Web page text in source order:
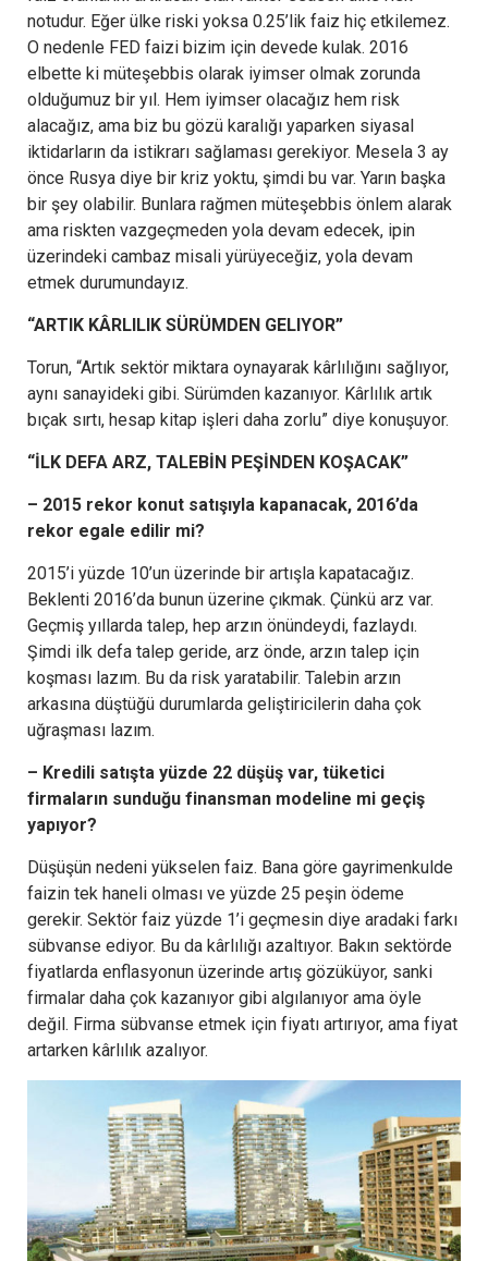
notudur. Eğer ülke riski yoksa 0.25’lik faiz hiç etkilemez.
O nedenle FED faizi bizim için devede kulak. 2016
elbette ki müteşebbis olarak iyimser olmak zorunda
olduğumuz bir yıl. Hem iyimser olacağız hem risk
alacağız, ama biz bu gözü karalığı yaparken siyasal
iktidarların da istikrarı sağlaması gerekiyor. Mesela 3 ay
önce Rusya diye bir kriz yoktu, şimdi bu var. Yarın başka
bir şey olabilir. Bunlara rağmen müteşebbis önlem alarak
ama riskten vazgeçmeden yola devam edecek, ipin
üzerindeki cambaz misali yürüyeceğiz, yola devam
etmek durumundayız.
“ARTIK KÂRLILIK SÜRÜMDEN GELIYOR”
Torun, “Artık sektör miktara oynayarak kârlılığını sağlıyor,
aynı sanayideki gibi. Sürümden kazanıyor. Kârlılık artık
bıçak sırtı, hesap kitap işleri daha zorlu” diye konuşuyor.
“İLK DEFA ARZ, TALEBİN PEŞİNDEN KOŞACAK”
– 2015 rekor konut satışıyla kapanacak, 2016’da
rekor egale edilir mi?
2015’i yüzde 10’un üzerinde bir artışla kapatacağız.
Beklenti 2016’da bunun üzerine çıkmak. Çünkü arz var.
Geçmiş yıllarda talep, hep arzın önündeydi, fazlaydı.
Şimdi ilk defa talep geride, arz önde, arzın talep için
koşması lazım. Bu da risk yaratabilir. Talebin arzın
arkasına düştüğü durumlarda geliştiricilerin daha çok
uğraşması lazım.
– Kredili satışta yüzde 22 düşüş var, tüketici
firmaların sunduğu finansman modeline mi geçiş
yapıyor?
Düşüşün nedeni yükselen faiz. Bana göre gayrimenkulde
faizin tek haneli olması ve yüzde 25 peşin ödeme
gerekir. Sektör faiz yüzde 1’i geçmesin diye aradaki farkı
sübvanse ediyor. Bu da kârlılığı azaltıyor. Bakın sektörde
fiyatlarda enflasyonun üzerinde artış gözüküyor, sanki
firmalar daha çok kazanıyor gibi algılanıyor ama öyle
değil. Firma sübvanse etmek için fiyatı artırıyor, ama fiyat
artarken kârlılık azalıyor.